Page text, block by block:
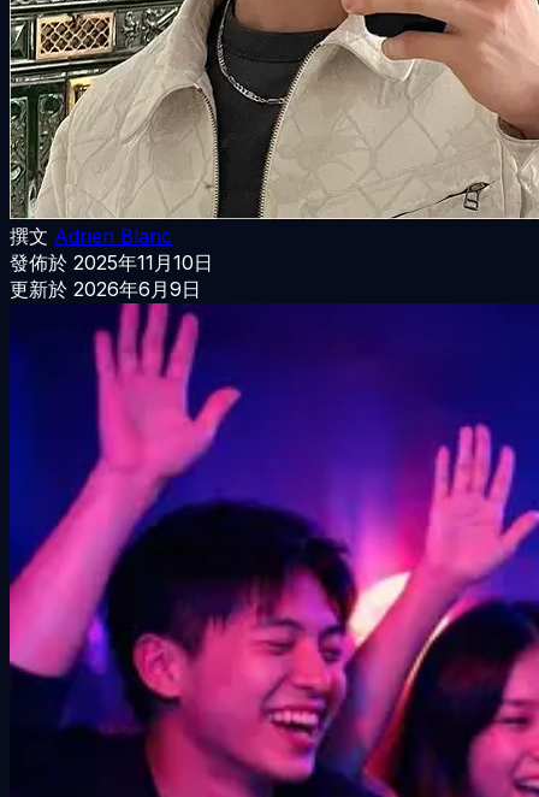
撰文 Adrien Blanc
發佈於 2025年11月10日
更新於 2026年6月9日